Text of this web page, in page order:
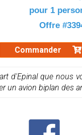
pour 1
Offre
Commander
d'Epinal que nous
un avion biplan des